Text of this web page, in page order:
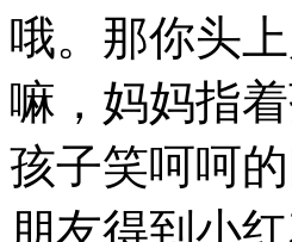
哦。那你头
嘛，妈妈指
孩子笑呵呵
朋友得到小